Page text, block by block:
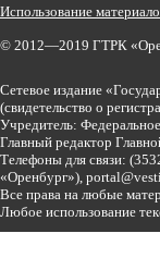
Использование
© 2012—2019 ГТРК
Сетевое издание
(свидетельство о
Учредитель:
Главный редактор
Телефоны для связи:
«Оренбург»),
Все права на любые
Любое использование